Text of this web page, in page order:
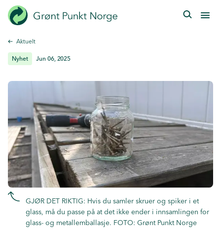
Hopp
til
Aktuelt
Nyhet Jun 06, 2025
GJØR DET RIKTIG: Hvis du samler skruer og spiker i et
glass, må du passe på at det ikke ender i innsamlingen for
glass- og metallemballasje. FOTO: Grønt Punkt Norge